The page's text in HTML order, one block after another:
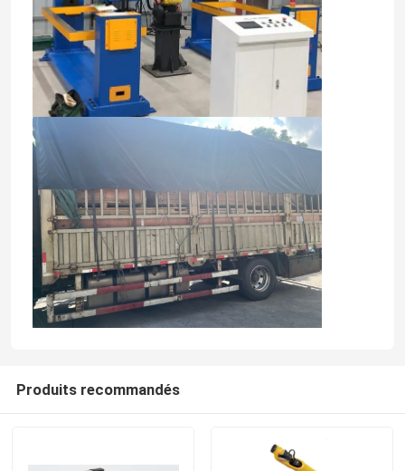
Un kit de bras robotisé
Bras de robot d'
Le bras robot Kawasaki
Voie linéaire de robot
Produits recommandés